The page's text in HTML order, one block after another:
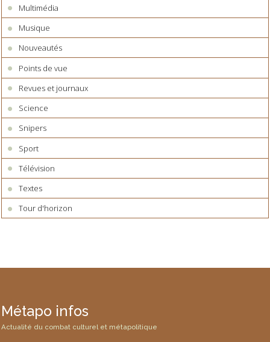
Multimédia
Musique
Nouveautés
Points de vue
Revues et journaux
Science
Snipers
Sport
Télévision
Textes
Tour d'horizon
Métapo infos
Actualité du combat culturel et métapolitique